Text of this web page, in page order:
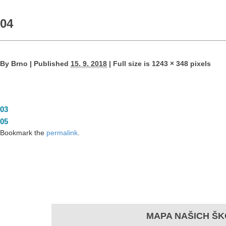
04
By Brno | Published 15. 9. 2018 | Full size is 1243 × 348 pixels
03
05
Bookmark the permalink
MAPA NAŠICH